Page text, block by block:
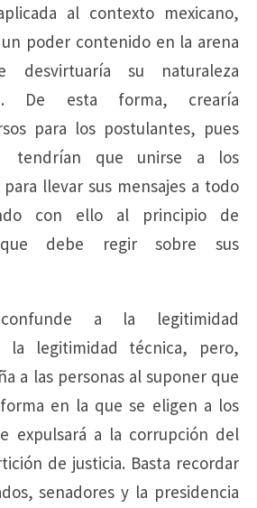
al contexto mexicano,
poder contenido en la arena
desvirtuaría su naturaleza
De esta forma, crearía
para los postulantes, pues
tendrían que unirse a los
llevar sus mensajes a todo
con ello al principio de
que debe regir sobre sus
a la legitimidad
la legitimidad técnica, pero,
a las personas al suponer que
en la que se eligen a los
expulsará a la corrupción del
de justicia. Basta recordar
senadores y la presidencia